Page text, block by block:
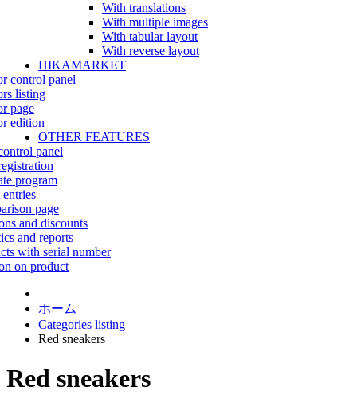
With translations
With multiple images
With tabular layout
With reverse layout
HIKAMARKET
control panel
listing
page
edition
OTHER FEATURES
panel
program
page
and discounts
and reports
with serial number
on product
ホーム
Categories listing
Red sneakers
Red sneakers